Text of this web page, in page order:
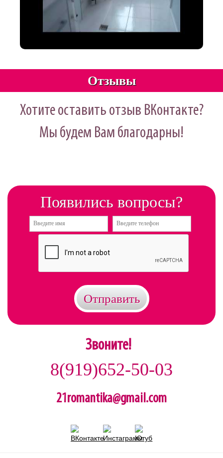
Отзывы
Хотите оставить отзыв ВКонтакте?
Мы будем Вам благодарны!
Появились вопросы?
Звоните!
8(919)652-50-03
21romantika@gmail.com